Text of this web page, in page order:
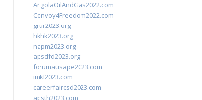
AngolaOilAndGas2022.com
Convoy4Freedom2022.com
grur2023.org
hkhk2023.org
napm2023.org
apsdfd2023.org
forumausape2023.com
imkl2023.com
careerfaircsd2023.com
apsth2023.com